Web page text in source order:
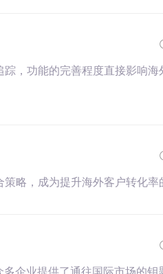
，功能的完善程度直接影响海
略，成为提升海外客户转化率
企业提供了通往国际市场的钥